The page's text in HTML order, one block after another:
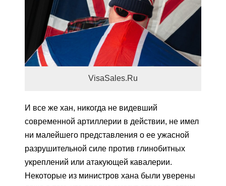
VisaSales.Ru
И все же хан, никогда не видевший
современной артиллерии в действии, не имел
ни малейшего представления о ее ужасной
разрушительной силе против глинобитных
укреплений или атакующей кавалерии.
Некоторые из министров хана были уверены